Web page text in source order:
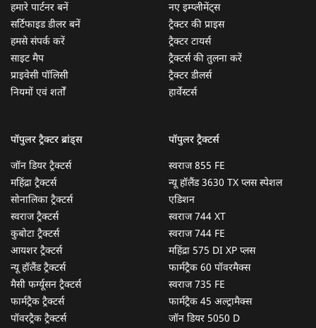
हमारे पार्टनर बनें
सर्टिफाइड डीलर बनें
हमसे संपर्क करें
साइट मैप
प्राइवेसी पॉलिसी
नियमों एवं शर्तों
नए इम्प्लीमेंट्स
ट्रैक्टर की प्राइस
ट्रैक्टर टायर्स
ट्रैक्टर्स की तुलना करें
ट्रैक्टर डीलर्स
हार्वेस्टर्स
पॉपुलर ट्रैक्टर ब्रांड्स
जॉन डियर ट्रैक्टर्स
महिंद्रा ट्रैक्टर्स
सोनालिका ट्रैक्टर्स
स्वराज ट्रैक्टर्स
कुबोटा ट्रैक्टर्स
आयशर ट्रैक्टर्स
न्यू हॉलैंड ट्रैक्टर्स
मैसी फर्ग्यूसन ट्रैक्टर्स
फार्मट्रैक ट्रैक्टर्स
पॉवरट्रैक ट्रैक्टर्स
पॉपुलर ट्रैक्टर्स
स्वराज 855 FE
न्यू हॉलैंड 3630 TX प्लस स्पेशल
एडिशन
स्वराज 744 XT
स्वराज 744 FE
महिंद्रा 575 DI XP प्लस
फार्मट्रैक 60 पॉवरमैक्स
स्वराज 735 FE
फार्मट्रैक 45 अल्ट्रामैक्स
जॉन डियर 5050 D